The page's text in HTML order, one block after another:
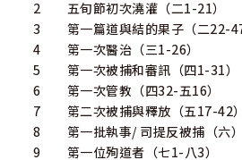
2 五旬節初次澆灌（二1-21）
3 第一篇道與結的果子（二22-47
4 第一次醫治（三1-26）
5 第一次被捕和審訊（四1-31）
6 第一次管教（四32-五16）
7 第二次被捕與釋放（五17-42）
8 第一批執事/ 司提反被捕（六）
9 第一位殉道者（七1-八3）